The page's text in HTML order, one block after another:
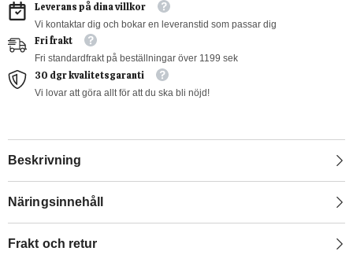
Leverans på dina villkor
Vi kontaktar dig och bokar en leveranstid som passar dig
Fri frakt
Fri standardfrakt på beställningar över 1199 sek
30 dgr kvalitetsgaranti
Vi lovar att göra allt för att du ska bli nöjd!
Beskrivning
Näringsinnehåll
Frakt och retur